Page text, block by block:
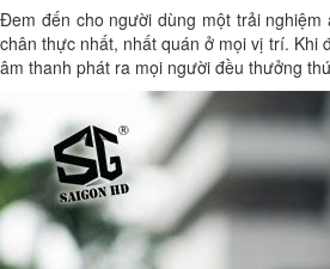
Đem đến cho người dùng một trải nghiệm
chân thực nhất, nhất quán ở mọi vị trí. Khi
âm thanh phát ra mọi người đều thưởng